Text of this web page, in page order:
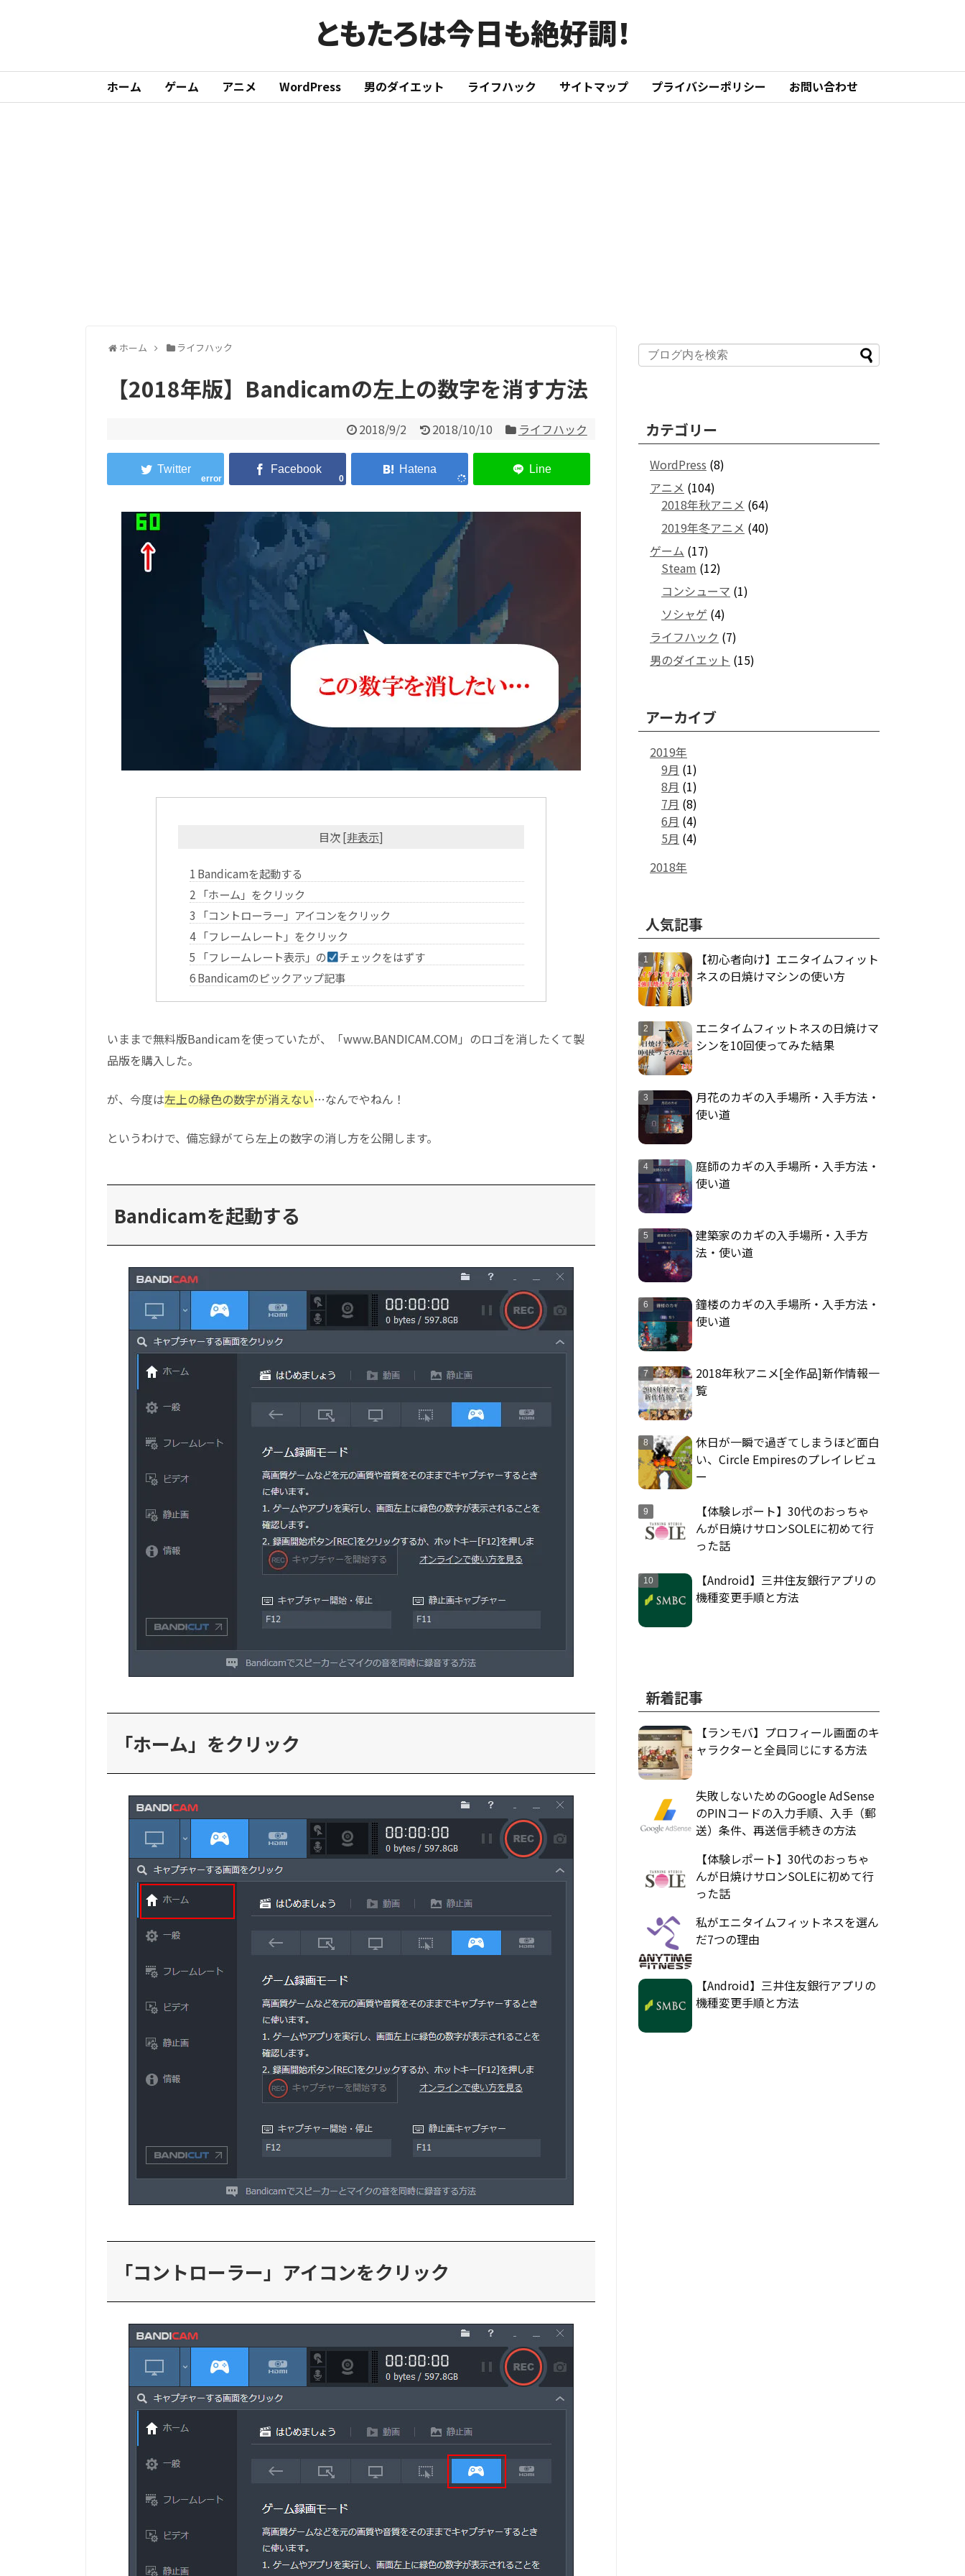
ともたろは今日も絶好調！
ホーム ゲーム アニメ WordPress 男のダイエット ライフハック サイトマップ プライバシーポリシー お問い合わせ
ホーム ライフハック
【2018年版】Bandicamの左上の数字を消す方法
2018/9/2 2018/10/10 ライフハック
error 0
目次[非表示]
1 Bandicamを起動する
2「ホーム」をクリック
3 「コントローラー」アイコンをクリック
4「フレームレート」をクリック
5 「フレームレート表示」の
チェックをはずす
6Bandicamのピックアップ記事
いままで無料版Bandicamを使っていたが、「www.BANDICAM.COM」のロゴを消したくて製
品版を購入した。
が、今度は左上の緑色の数字が消えない…なんでやねん！
というわけで、備忘録がてら左上の数字の消し方を公開します。
Bandicamを起動する
「ホーム」をクリック
「コントローラー」アイコンをクリック
カテゴリー
WordPress (8)
アニメ (104)
2018年秋アニメ (64)
2019年冬アニメ (40)
ゲーム (17)
Steam (12)
コンシューマ (1)
ソシャゲ (4)
ライフハック (7)
男のダイエット (15)
アーカイブ
2019年
9月 (1)
8月 (1)
7月 (8)
6月 (4)
5月 (4)
2018年
人気記事
【初心者向け】エニタイムフィット
ネスの日焼けマシンの使い方
エニタイムフィットネスの日焼けマ
シンを10回使ってみた結果
月花のカギの入手場所・入手方法・
使い道
庭師のカギの入手場所・入手方法・
使い道
建築家のカギの入手場所・入手方
法・使い道
鐘楼のカギの入手場所・入手方法・
使い道
2018年秋アニメ[全作品]新作情報一
覧
休日が一瞬で過ぎてしまうほど面白
い、Circle Empiresのプレイレビュ
ー
【体験レポート】30代のおっちゃ
んが日焼けサロンSOLEに初めて行
った話
【Android】三井住友銀行アプリの
機種変更手順と方法
新着記事
【ランモバ】プロフィール画面のキ
ャラクターと全員同じにする方法
失敗しないためのGoogle AdSense
のPINコードの入力手順、入手（郵
送）条件、再送信手続きの方法
【体験レポート】30代のおっちゃ
んが日焼けサロンSOLEに初めて行
った話
私がエニタイムフィットネスを選ん
だ7つの理由
【Android】三井住友銀行アプリの
機種変更手順と方法